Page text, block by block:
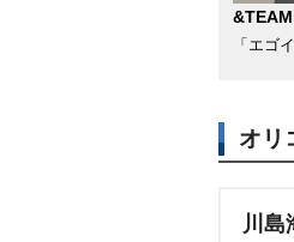
&TEAM
「エゴ
オリ
川島